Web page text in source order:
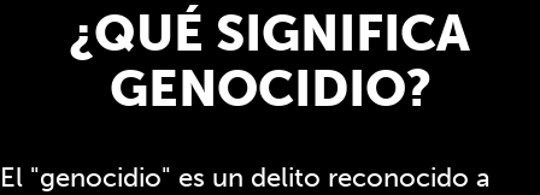
¿QUÉ SIGNIFICA
GENOCIDIO?
El "genocidio" es un delito reconocido a